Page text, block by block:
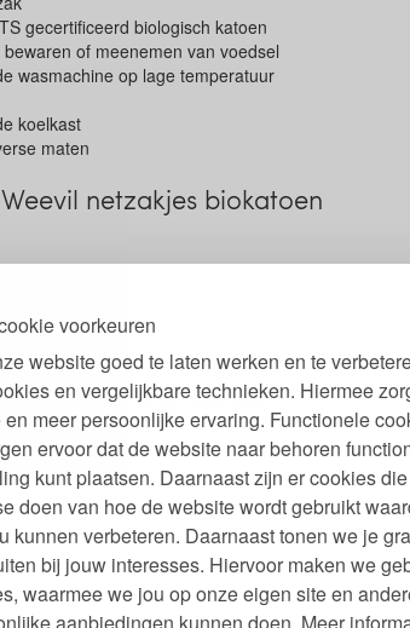
voorkeuren
website goed te laten werken en te
en vergelijkbare technieken. Hiermee
en meer persoonlijke ervaring. Functionele
ervoor dat de website naar behoren
kunt plaatsen. Daarnaast zijn er cookies
doen van hoe de website wordt gebruikt
kunnen verbeteren. Daarnaast tonen we je
bij jouw interesses. Hiervoor maken we
waarmee we jou op onze eigen site en
gecertificeerd biologisch katoen
of meenemen van voedsel
wasmachine op lage temperatuur
koelkast
maten
netzakjes biokatoen
dan plastic zakken
labels netzak Bo weevil